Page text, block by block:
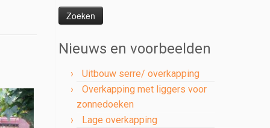
Nieuws en voorbeelden
Uitbouw serre/ overkapping
Overkapping met liggers voor
zonnedoeken
Lage overkapping